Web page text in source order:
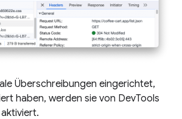
Überschreibungen eingerichtet,
haben, werden sie von DevTools